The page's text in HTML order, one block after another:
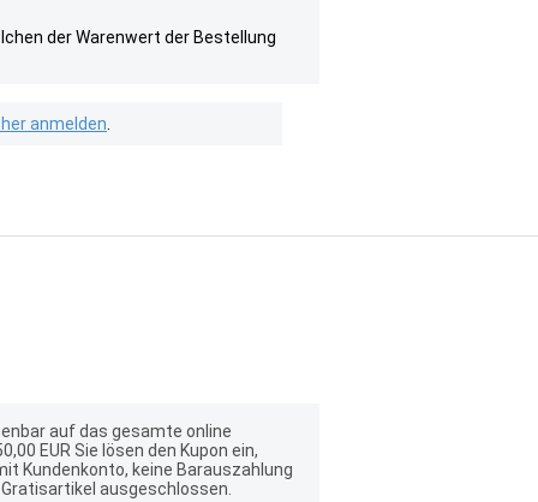
der Warenwert der Bestellung
anmelden
auf das gesamte online
EUR Sie lösen den Kupon ein,
Kundenkonto, keine Barauszahlung
ausgeschlossen.